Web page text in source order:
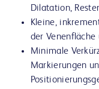
Dilatation,
Kleine,
der Venenfläche
Minimale
Markierungen